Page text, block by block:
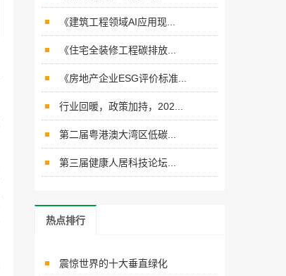
《建筑工程领域AI应用现...
《住宅全装修工程碳排放...
《房地产企业ESG评价标准...
行业回暖，政策加持，202...
第二届粤港澳大湾区低碳...
第三届健康人居科技论坛...
热点排行
震惊世界的十大垂直绿化